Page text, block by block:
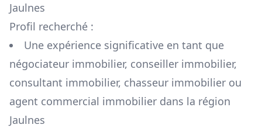
Jaulnes
Profil recherché :
Une expérience significative en tant que
négociateur immobilier, conseiller immobilier,
consultant immobilier, chasseur immobilier ou
agent commercial immobilier dans la région
Jaulnes